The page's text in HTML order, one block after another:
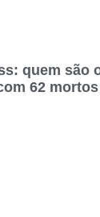
quem são
62